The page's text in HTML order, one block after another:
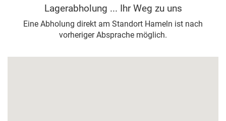
Lagerabholung ... Ihr Weg zu uns
Eine Abholung direkt am Standort Hameln ist nach
vorheriger Absprache möglich.